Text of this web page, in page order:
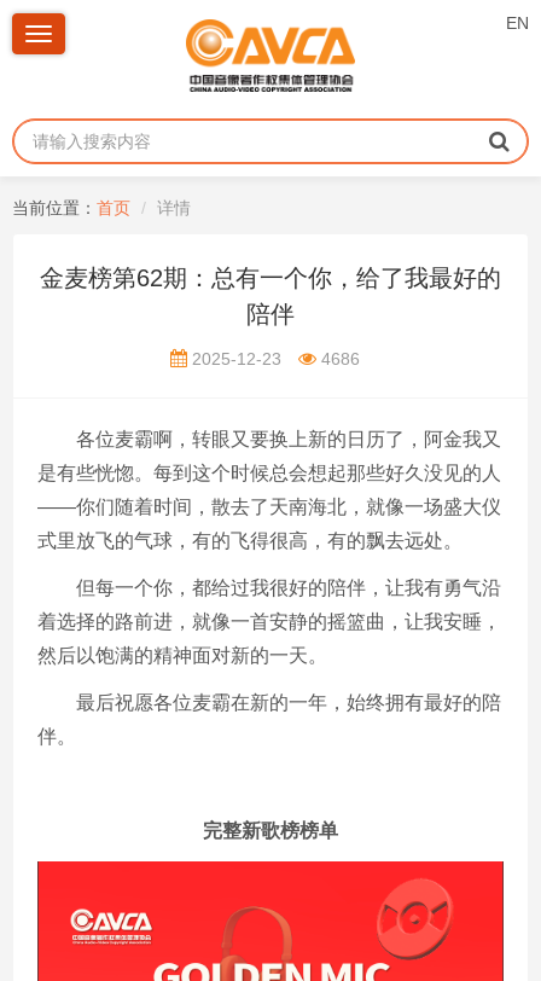
EN
Toggle
当前位置： 首页 详情
金麦榜第62期：总有一个你，给了我最好的
陪伴
2025-12-23 4686
各位麦霸啊，转眼又要换上新的日历了，阿金我又
是有些恍惚。每到这个时候总会想起那些好久没见的人
——你们随着时间，散去了天南海北，就像一场盛大仪
式里放飞的气球，有的飞得很高，有的飘去远处。
但每一个你，都给过我很好的陪伴，让我有勇气沿
着选择的路前进，就像一首安静的摇篮曲，让我安睡，
然后以饱满的精神面对新的一天。
最后祝愿各位麦霸在新的一年，始终拥有最好的陪
伴。
完整新歌榜榜单